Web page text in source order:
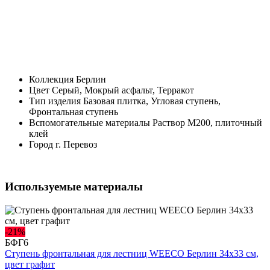
Коллекция Берлин
Цвет Серый, Мокрый асфальт, Терракот
Тип изделия Базовая плитка, Угловая ступень,
Фронтальная ступень
Вспомогательные материалы Раствор М200, плиточный
клей
Город г. Перевоз
Используемые материалы
-21%
БФГ6
Ступень фронтальная для лестниц WEECO Берлин 34х33 cм,
цвет графит